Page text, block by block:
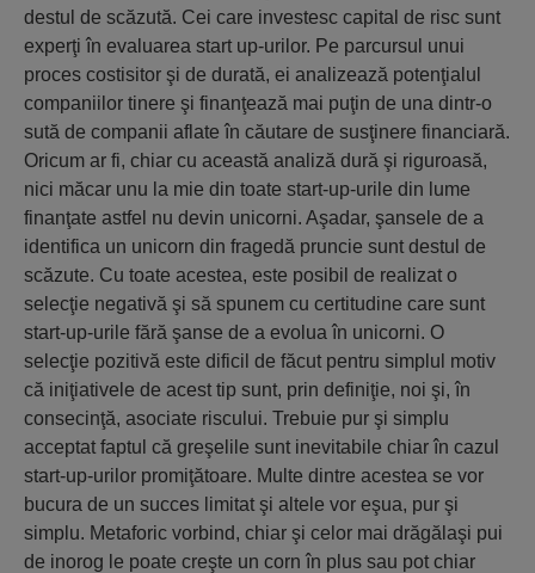
destul de scăzută. Cei care investesc capital de risc sunt
experţi în evaluarea start up-urilor. Pe parcursul unui
proces costisitor şi de durată, ei analizează potenţialul
companiilor tinere şi finanţează mai puţin de una dintr-o
sută de companii aflate în căutare de susţinere financiară.
Oricum ar fi, chiar cu această analiză dură şi riguroasă,
nici măcar unu la mie din toate start-up-urile din lume
finanţate astfel nu devin unicorni. Aşadar, şansele de a
identifica un unicorn din fragedă pruncie sunt destul de
scăzute. Cu toate acestea, este posibil de realizat o
selecţie negativă şi să spunem cu certitudine care sunt
start-up-urile fără şanse de a evolua în unicorni. O
selecţie pozitivă este dificil de făcut pentru simplul motiv
că iniţiativele de acest tip sunt, prin definiţie, noi şi, în
consecinţă, asociate riscului. Trebuie pur şi simplu
acceptat faptul că greşelile sunt inevitabile chiar în cazul
start-up-urilor promiţătoare. Multe dintre acestea se vor
bucura de un succes limitat şi altele vor eşua, pur şi
simplu. Metaforic vorbind, chiar şi celor mai drăgălaşi pui
de inorog le poate creşte un corn în plus sau pot chiar